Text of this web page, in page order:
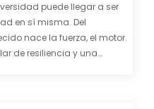
puede llegar a ser
en sí misma. Del
nace la fuerza, el motor.
de resiliencia y una